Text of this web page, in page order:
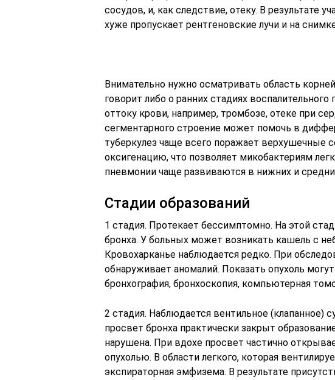
сосудов, и, как следствие, отеку. В результате
хуже пропускает рентгеновские лучи и на
Внимательно нужно осматривать область
говорит либо о ранних стадиях
оттоку крови, например, тромбозе, отеке при
сегментарного строение может помочь в
туберкулез чаще всего поражает верхушечные
оксигенацию, что позволяет микобактериям
пневмонии чаще развиваются в нижних и
Стадии образований
1 стадия. Протекает бессимптомно. На этой
бронха. У больных может возникать кашель с
Кровохарканье наблюдается редко. При
обнаруживает аномалий. Показать опухоль
бронхография, бронхоскопия, компьютерная
2 стадия. Наблюдается вентильное (клапанное)
просвет бронха практически закрыт
нарушена. При вдохе просвет частично
опухолью. В области легкого, которая
экспираторная эмфизема. В результате